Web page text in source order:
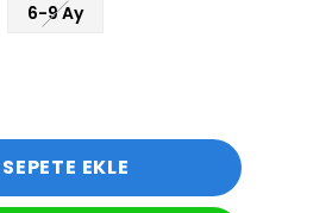
6-9 Ay
SEPETE EKLE